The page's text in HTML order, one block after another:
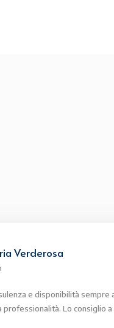
Verderosa
e disponibilità sempre
professionalità. Lo consiglio